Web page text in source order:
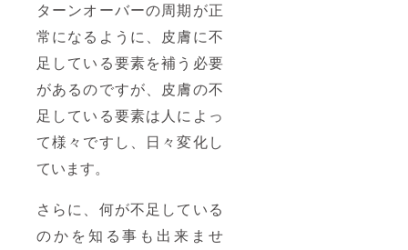
ターンオーバーの周期が正
常になるように、皮膚に不
足している要素を補う必要
があるのですが、皮膚の不
足している要素は人によっ
て様々ですし、日々変化し
ています。
さらに、何が不足している
のかを知る事も出来ませ